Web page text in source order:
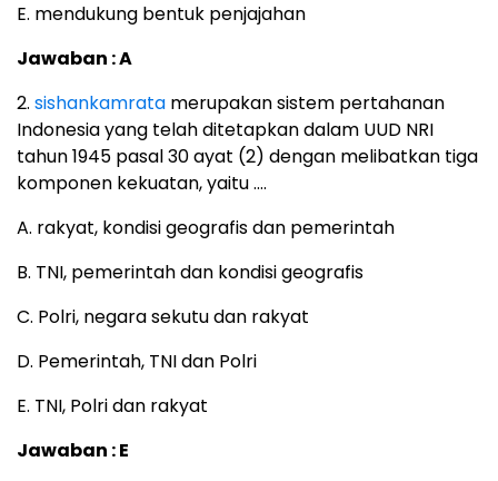
E. mendukung bentuk penjajahan
Jawaban : A
2. sishankamrata merupakan sistem pertahanan
Indonesia yang telah ditetapkan dalam UUD NRI
tahun 1945 pasal 30 ayat (2) dengan melibatkan tiga
komponen kekuatan, yaitu ….
A. rakyat, kondisi geografis dan pemerintah
B. TNI, pemerintah dan kondisi geografis
C. Polri, negara sekutu dan rakyat
D. Pemerintah, TNI dan Polri
E. TNI, Polri dan rakyat
Jawaban : E